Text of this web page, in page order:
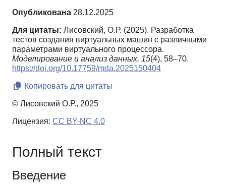
Опубликована 28.12.2025
Для цитаты: Лисовский, О.Р. (2025). Разработка
тестов создания виртуальных машин с различными
параметрами виртуального процессора.
Моделирование и анализ данных, 15(4), 58–70.
https://doi.org/10.17759/mda.2025150404
Копировать для цитаты
© Лисовский О.Р., 2025
Лицензия: CC BY-NC 4.0
Полный текст
Введение